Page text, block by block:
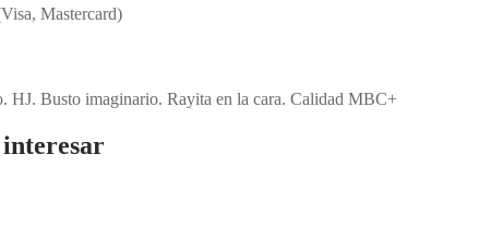
Mastercard)
HJ. Busto imaginario. Rayita en la cara. Calidad MBC+
interesar